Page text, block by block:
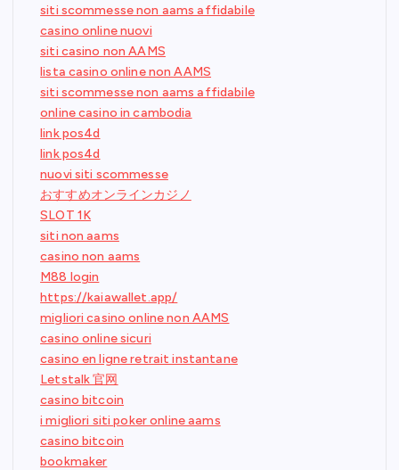
siti scommesse non aams affidabile
casino online nuovi
siti casino non AAMS
lista casino online non AAMS
siti scommesse non aams affidabile
online casino in cambodia
link pos4d
link pos4d
nuovi siti scommesse
おすすめオンラインカジノ
SLOT 1K
siti non aams
casino non aams
M88 login
https://kaiawallet.app/
migliori casino online non AAMS
casino online sicuri
casino en ligne retrait instantane
Letstalk 官网
casino bitcoin
i migliori siti poker online aams
casino bitcoin
bookmaker